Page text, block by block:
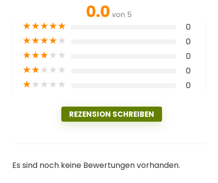
0.0 von 5
★★★★★ 0
★★★★★ 0
★★★★★ 0
★★★★★ 0
★★★★★ 0
REZENSION SCHREIBEN
Es sind noch keine Bewertungen vorhanden.